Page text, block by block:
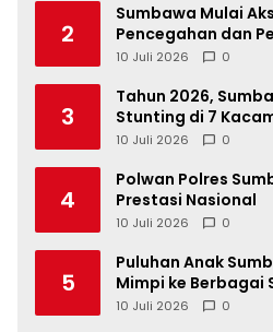
2
Sumbawa Mulai
Pencegahan dan
Stunting Tahun 2026
10 Juli 2026 0
3
Tahun 2026,
Stunting di 7
10 Juli 2026 0
4
Polwan Polres
Prestasi Nasional
10 Juli 2026 0
5
Puluhan Anak
Mimpi ke Berbagai
Indonesia
10 Juli 2026 0